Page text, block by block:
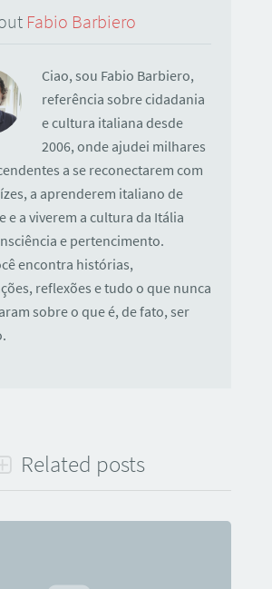
Fabio Barbiero
Ciao, sou Fabio Barbiero,
referência sobre cidadania
e cultura italiana desde
2006, onde ajudei milhares
a se reconectarem com
a aprenderem italiano de
e a viverem a cultura da Itália
e pertencimento.
encontra histórias,
reflexões e tudo o que nunca
sobre o que é, de fato, ser
Related posts